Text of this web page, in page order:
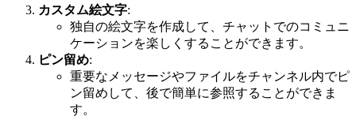
カスタム絵文字:
独自の絵文字を作成して、チャットでのコミュニ
ケーションを楽しくすることができます。
ピン留め:
重要なメッセージやファイルをチャンネル内でピ
ン留めして、後で簡単に参照することができま
す。